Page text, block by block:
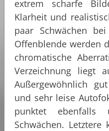
extrem scharfe
Klarheit und
paar Schwächen
Offenblende werden
chromatische
Verzeichnung liegt
Außergewöhnlich
und sehr leise
punktet ebenfalls
Schwächen.